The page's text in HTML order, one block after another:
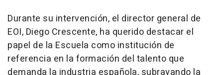
Durante su intervención, el director general de
EOI, Diego Crescente, ha querido destacar el
papel de la Escuela como institución de
referencia en la formación del talento que
demanda la industria española, subrayando la